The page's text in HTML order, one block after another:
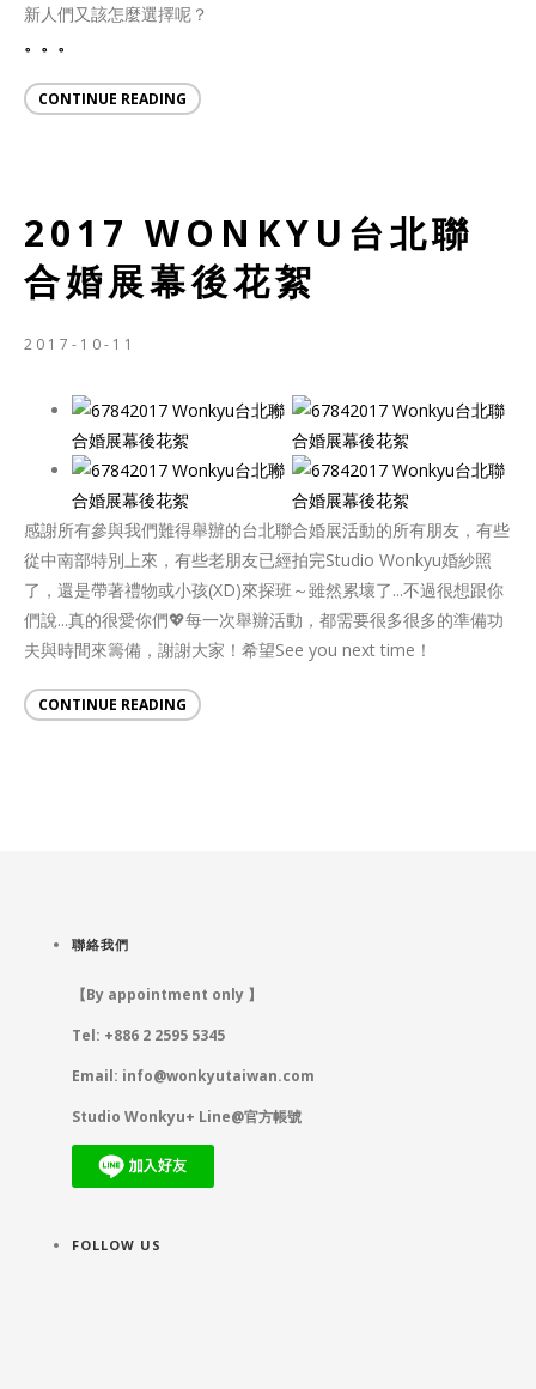
新人們又該怎麼選擇呢？
。。。
CONTINUE READING
2017 WONKYU台北聯
合婚展幕後花絮
2017-10-11
感謝所有參與我們難得舉辦的台北聯合婚展活動的所有朋友，有些
從中南部特別上來，有些老朋友已經拍完Studio Wonkyu婚紗照
了，還是帶著禮物或小孩(XD)來探班～雖然累壞了...不過很想跟你
們說...真的很愛你們💖每一次舉辦活動，都需要很多很多的準備功
夫與時間來籌備，謝謝大家！希望See you next time！
CONTINUE READING
聯絡我們
【By appointment only 】
Tel: +886 2 2595 5345
Email: info@wonkyutaiwan.com
Studio Wonkyu+ Line@官方帳號
FOLLOW US